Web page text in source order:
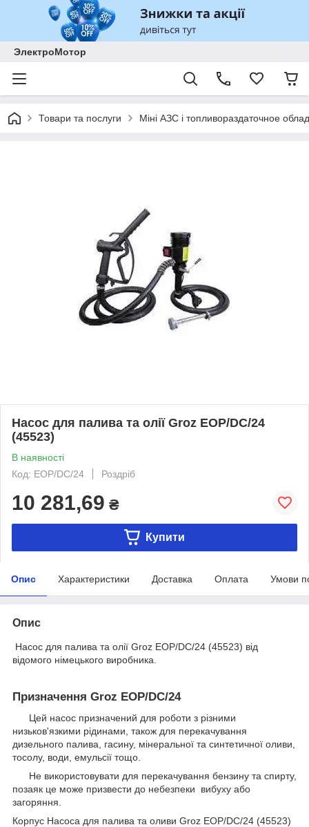
ЭлектроМотор
Товари та послуги Міні АЗС і топливораздаточное
Насос для палива та олії Groz EOP/DC/24
(45523)
В наявності
Код: EOP/DC/24
Роздріб
10 281,69 ₴
Купити
Опис Характеристики Доставка Оплата Умови
Опис
Насос для палива та олії Groz EOP/DC/24 (45523) від
відомого німецького виробника.
Призначення Groz EOP/DC/24
Цей насос призначений для роботи з різними
низьков'язкими рідинами, також для перекачування
дизельного палива, гасину, мінеральної та синтетичної оливи,
тосолу, води, емульсії тощо.
Не використовувати для перекачування бензину та спирту,
позаяк це може призвести до небезпеки вибуху або
загоряння.
Корпус Насоса для палива та оливи Groz EOP/DC/24 (45523)